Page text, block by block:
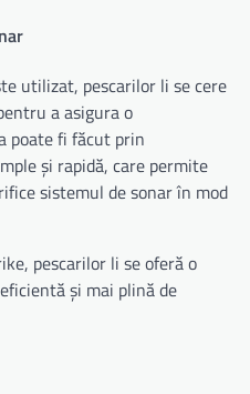
utilizat, pescarilor li se cere
a asigura o
poate fi făcut prin
și rapidă, care permite
sistemul de sonar în mod
pescarilor li se oferă o
și mai plină de